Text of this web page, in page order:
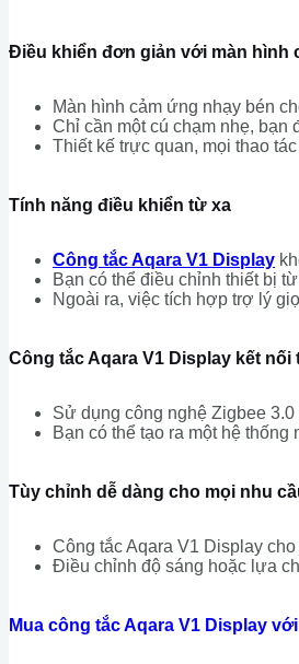
Điều khiển đơn giản với màn hình
Màn hình cảm ứng nhạy bén
Chỉ cần một cú chạm nhẹ, bạn
Thiết kế trực quan, mọi thao
Tính năng điều khiển từ xa
Công tắc Aqara V1 Display
Bạn có thể điều chỉnh thiết bị
Ngoài ra, việc tích hợp trợ lý
Công tắc Aqara V1 Display kết
Sử dụng công nghệ Zigbee
Bạn có thể tạo ra một hệ
Tùy chỉnh dễ dàng cho mọi nhu
Công tắc Aqara V1 Display
Điều chỉnh độ sáng hoặc lựa
Mua công tắc Aqara V1 Display